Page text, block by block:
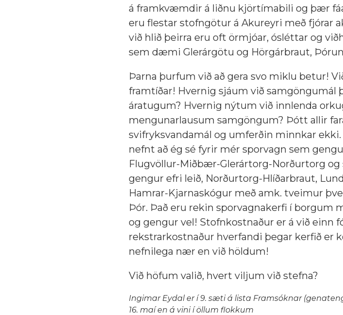
á framkvæmdir á liðnu kjörtímabili og þær
eru flestar stofngötur á Akureyri með fjórar
við hlið þeirra eru oft örmjóar, ósléttar og
sem dæmi Glerárgötu og Hörgárbraut,
Þarna þurfum við að gera svo miklu betur!
framtíðar! Hvernig sjáum við samgöngumál
áratugum? Hvernig nýtum við innlenda
mengunarlausum samgöngum? Þótt allir
svifryksvandamál og umferðin minnkar ekki.
nefnt að ég sé fyrir mér sporvagn sem
Flugvöllur-Miðbær-Glerártorg-Norðurtorg
gengur efri leið, Norðurtorg-Hlíðarbraut,
Hamrar-Kjarnaskógur með amk. tveimur
Þór. Það eru rekin sporvagnakerfi í borgum
og gengur vel! Stofnkostnaður er á við einn
rekstrarkostnaður hverfandi þegar kerfið er
nefnilega nær en við höldum!
Við höfum valið, hvert viljum við stefna?
Ingimar Eydal er í 9. sæti á lista Framsóknar
16. maí en á vini í öllum flokkum